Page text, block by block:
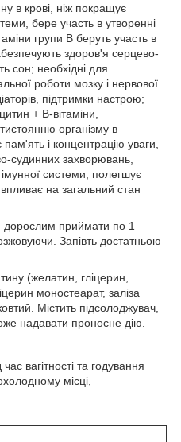
в крові, ніж покращує
бере участь в утворенні
групи В беруть участь в
здоров'я серцево-
сон; необхідні для
роботи мозку і нервової
підтримки настрою;
+ В-вітаміни,
організму в
і концентрацію уваги,
судинних захворювань,
системи, полегшує
впливає на загальний стан
дорослим приймати по 1
Запівть достатньою
(желатин, гліцерин,
моностеарат, заліза
Містить підсолоджувач,
надавати проносне дію.
вагітності та годування
місці,